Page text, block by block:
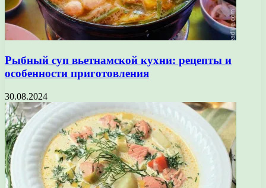
Рыбный суп вьетнамской кухни: рецепты и
особенности приготовления
30.08.2024